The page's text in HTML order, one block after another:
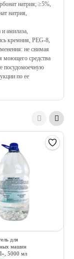
натрия; ≥5%,
натрия,
амилаза,
кремния, PEG-8,
не снимая
моющего средства
посудомоечную
по ее
для
машин
5000 мл